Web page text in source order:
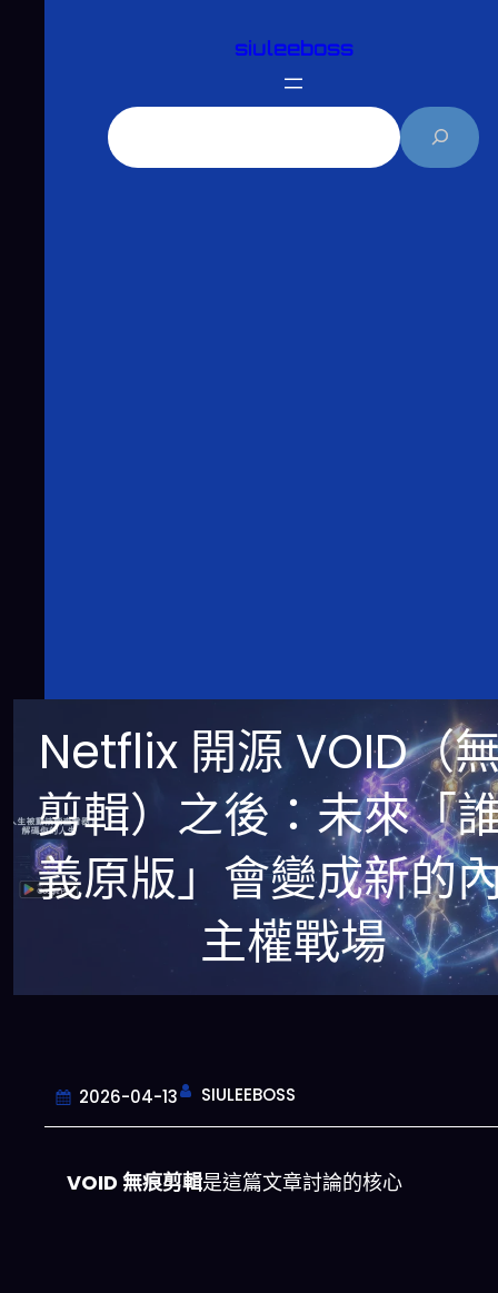
siuleeboss
Netflix 開源 VOID（
剪輯）之後：未來「
義原版」會變成新的
主權戰場
2026-04-13 SIULEEBOSS
VOID 無痕剪輯是這篇文章討論的核心